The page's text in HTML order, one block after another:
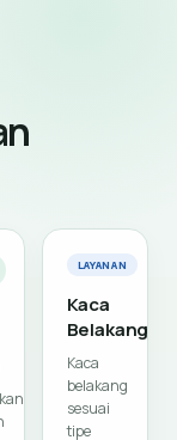
LAYANAN
Kaca
Belakang
Kaca
belakang
sesuai
tipe